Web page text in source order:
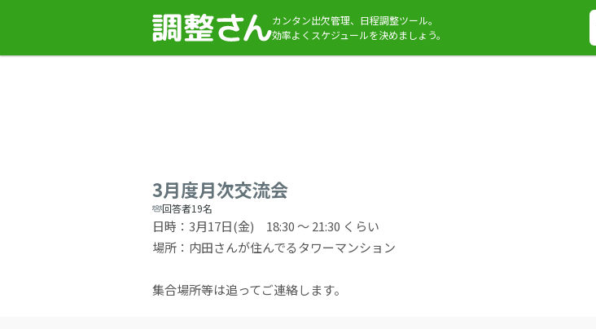
カンタン出欠管理、日程調整ツール。
効率よくスケジュールを決めましょう。
3月度月次交流会
回答者19名
日時：3月17日(金) 18:30 ～ 21:30 くらい
場所：内田さんが住んでるタワーマンション
集合場所等は追ってご連絡します。